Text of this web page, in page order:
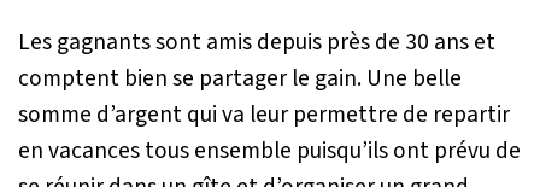
Les gagnants sont amis depuis près de 30 ans et
comptent bien se partager le gain. Une belle
somme d’argent qui va leur permettre de repartir
en vacances tous ensemble puisqu’ils ont prévu de